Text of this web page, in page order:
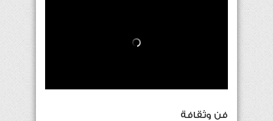
فن وثقافة